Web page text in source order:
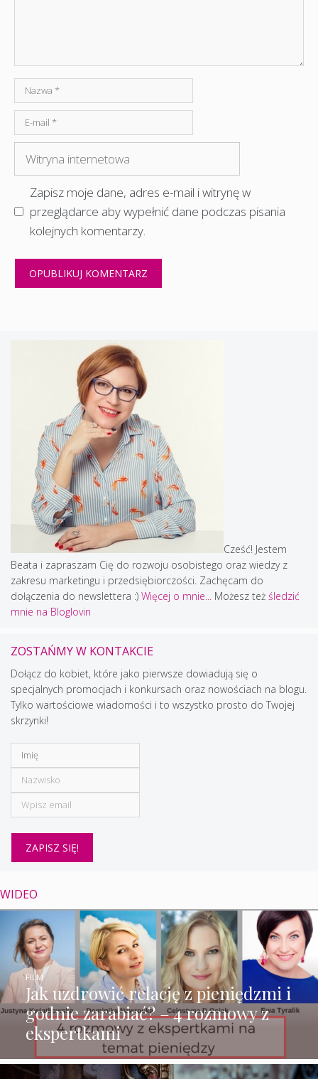
Nazwa
mail
internetowa
Zapisz moje dane, adres e-mail i witrynę w
przeglądarce aby wypełnić dane podczas pisania
kolejnych komentarzy.
Cześć! Jestem
Beata i zapraszam Cię do rozwoju osobistego oraz wiedzy z
zakresu marketingu i przedsiębiorczości. Zachęcam do
dołączenia do newslettera :) Więcej o mnie... Możesz też śledzić
mnie na Bloglovin
ZOSTAŃMY W KONTAKCIE
Dołącz do kobiet, które jako pierwsze dowiadują się o
specjalnych promocjach i konkursach oraz nowościach na blogu.
Tylko wartościowe wiadomości i to wszystko prosto do Twojej
skrzynki!
WIDEO
Jak uzdrowić relację z pieniędzmi i
godnie zarabiać? – 4 rozmowy z
ekspertkami
FILM